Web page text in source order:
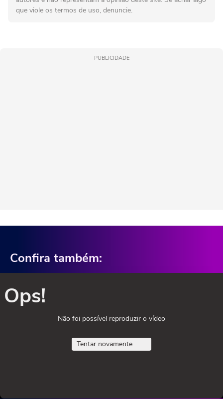
que viole os termos de uso, denuncie.
PUBLICIDADE
Confira também:
Ops!
Não foi possível reproduzir o vídeo
Tentar novamente